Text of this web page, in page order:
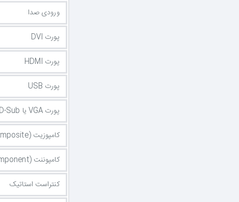
ورودی صدا
پورت DVI
پورت HDMI
پورت USB
پورت VGA یا D-Sub
کامپوزیت (Composite)
کامپوننت (Component)
کنتراست استاتیک